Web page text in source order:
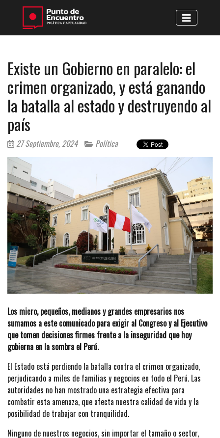
Existe un Gobierno en paralelo: el
crimen organizado, y está ganando
la batalla al estado y destruyendo al
país
27 Septiembre, 2024 Política
Los micro, pequeños, medianos y grandes empresarios nos
sumamos a este comunicado para exigir al Congreso y al Ejecutivo
que tomen decisiones firmes frente a la inseguridad que hoy
gobierna en la sombra el Perú.
El Estado está perdiendo la batalla contra el crimen organizado,
perjudicando a miles de familias y negocios en todo el Perú. Las
autoridades no han mostrado una estrategia efectiva para
combatir esta amenaza, que afecta nuestra calidad de vida y la
posibilidad de trabajar con tranquilidad.
Ninguno de nuestros negocios, sin importar el tamaño o sector,